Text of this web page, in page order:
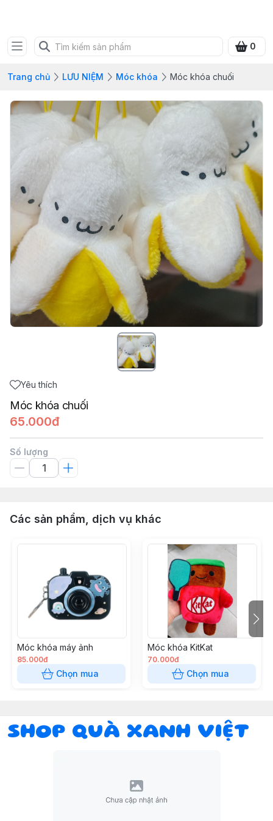
0
Trang chủ LƯU NIỆM Móc khóa Móc khóa chuối
Yêu thích
Móc khóa chuối
65.000đ
Số lượng
Các sản phẩm, dịch vụ khác
Móc khóa máy ảnh
85.000đ
Chọn mua
Móc khóa KitKat
70.000đ
Chọn mua
SHOP QUÀ XANH VIỆT